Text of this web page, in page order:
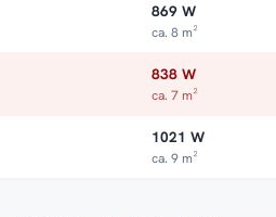
869 W
ca. 8 m²
838 W
ca. 7 m²
1021 W
ca. 9 m²